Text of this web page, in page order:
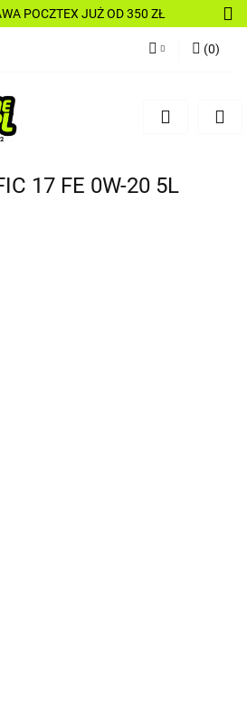
POCZTEX JUŻ OD 350 ZŁ
Zarejestruj się
(0)
17 FE 0W-20 5L